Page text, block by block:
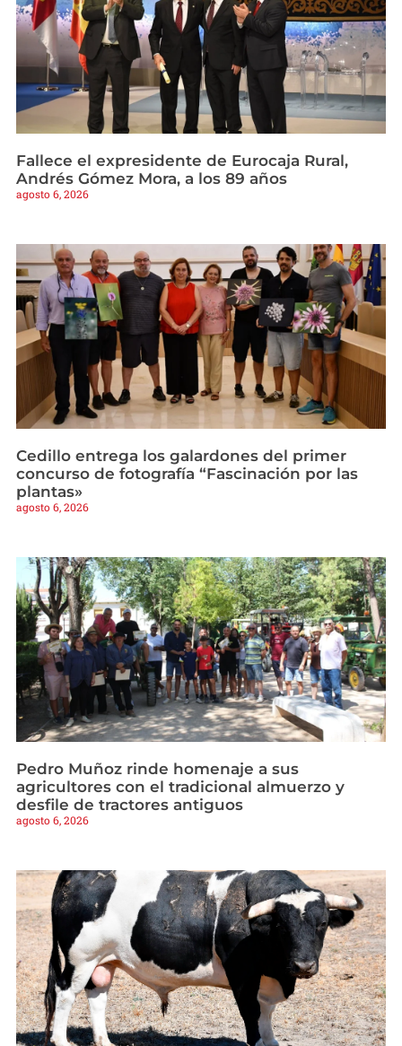
Fallece el expresidente de Eurocaja Rural,
Andrés Gómez Mora, a los 89 años
agosto 6, 2026
Cedillo entrega los galardones del primer
concurso de fotografía “Fascinación por las
plantas»
agosto 6, 2026
Pedro Muñoz rinde homenaje a sus
agricultores con el tradicional almuerzo y
desfile de tractores antiguos
agosto 6, 2026